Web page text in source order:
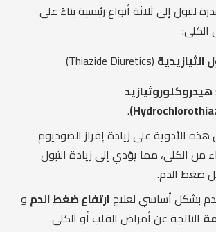
للبول إلى ثلاثة أنواع رئيسية بناءً على
الكلى:
الثيازيدية (Thiazide Diuretics)
هيدروكلوروثيازيد
.
الأدوية على زيادة إفراز الصوديوم
من الكلى، مما يؤدي إلى زيادة التبول
ضغط الدم.
بشكل أساسي لعلاجارتفاع ضغط الدم و
الناتجة عن أمراض القلب أو الكلى.